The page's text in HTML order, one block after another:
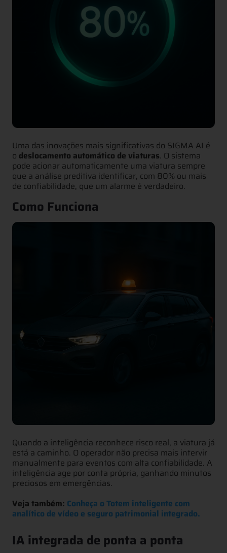
Uma das inovações mais significativas do SIGMA AI é
o deslocamento automático de viaturas. O sistema
pode acionar automaticamente uma viatura sempre
que a análise preditiva identificar, com 80% ou mais
de confiabilidade, que um alarme é verdadeiro.
Como Funciona
Quando a inteligência reconhece risco real, a viatura já
está a caminho. O operador não precisa mais intervir
manualmente para eventos com alta confiabilidade. A
inteligência age por conta própria, ganhando minutos
preciosos em emergências.
Veja também: Conheça o Totem inteligente com
analítico de vídeo e seguro patrimonial integrado.
IA integrada de ponta a ponta